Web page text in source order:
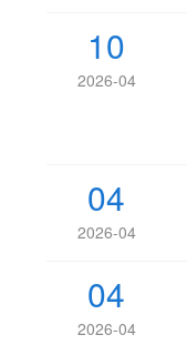
10
2026-04
04
2026-04
04
2026-04